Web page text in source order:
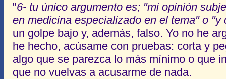
"6- tu único argumento es; "mi opinión
en medicina especializado en el tema" o
un golpe bajo y, además, falso. Yo no he
he hecho, acúsame con pruebas: corta y
algo que se parezca lo más mínimo o que
que no vuelvas a acusarme de nada.